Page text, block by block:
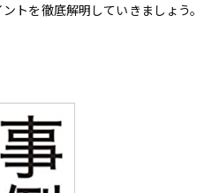
トを徹底解明していきましょう。